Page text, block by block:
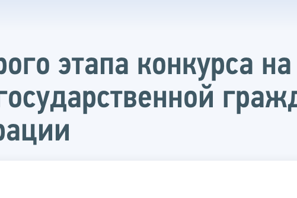
этапа конкурса